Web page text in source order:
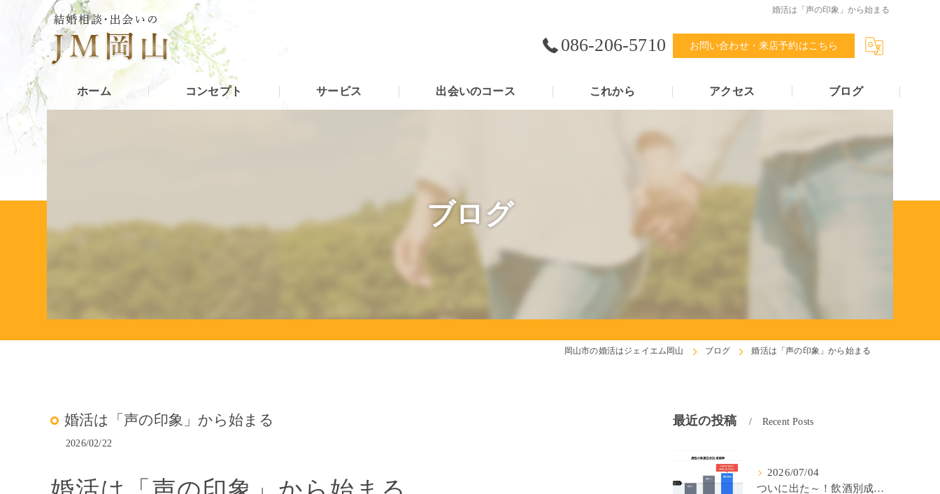
婚活は「声の印象」から始まる
086-206-5710 お問い合わせ・来店予約はこちら
ホーム コンセプト サービス 出会いのコース これから アクセス ブログ
ブログ
岡山市の婚活はジェイエム岡山 ブログ 婚活は「声の印象」から始まる
婚活は「声の印象」から始まる
2026/02/22
最近の投稿 Recent Posts
2026/07/04
ついに出た～！飲酒別成婚率(IBJ)！